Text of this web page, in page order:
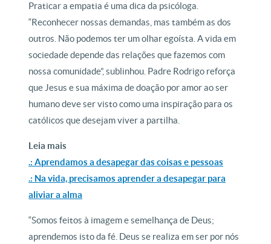
Praticar a empatia é uma dica da psicóloga.
“Reconhecer nossas demandas, mas também as dos
outros. Não podemos ter um olhar egoísta. A vida em
sociedade depende das relações que fazemos com
nossa comunidade”, sublinhou. Padre Rodrigo reforça
que Jesus e sua máxima de doação por amor ao ser
humano deve ser visto como uma inspiração para os
católicos que desejam viver a partilha.
Leia mais
.: Aprendamos a desapegar das coisas e pessoas
.: Na vida, precisamos aprender a desapegar para
aliviar a alma
“Somos feitos à imagem e semelhança de Deus;
aprendemos isto da fé. Deus se realiza em ser por nós